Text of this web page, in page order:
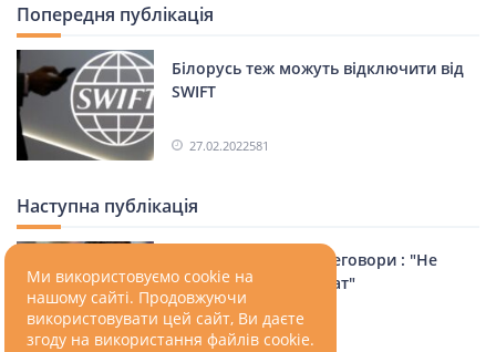
Попередня публікація
Білорусь теж можуть відключити від
SWIFT
27.02.2022581
Наступна публікація
Зеленський про переговори : "Не
дуже вірю в результат"
27.02.2022581
Ми використовуємо cookie на
нашому сайті. Продовжуючи
використовувати цей сайт, Ви даєте
згоду на використання файлів cookie.